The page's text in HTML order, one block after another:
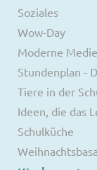
Soziales
Wow-Day
Moderne
Stundenplan -
Tiere in der
Ideen, die das
Schulküche